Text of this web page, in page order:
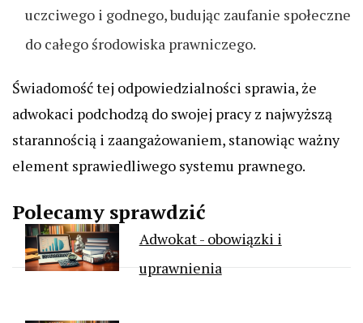
uczciwego i godnego, budując zaufanie społeczne
do całego środowiska prawniczego.
Świadomość tej odpowiedzialności sprawia, że
adwokaci podchodzą do swojej pracy z najwyższą
starannością i zaangażowaniem, stanowiąc ważny
element sprawiedliwego systemu prawnego.
Polecamy sprawdzić
Adwokat - obowiązki i
uprawnienia